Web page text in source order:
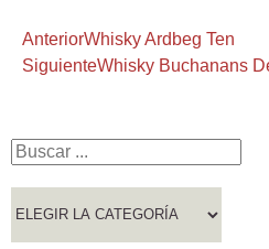
AnteriorWhisky Ardbeg Ten
SiguienteWhisky Buchanans